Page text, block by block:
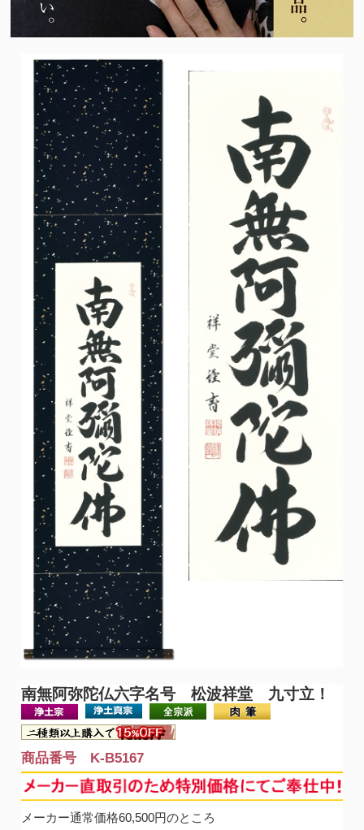
南無阿弥陀仏六字名号 松波祥堂 九寸立！
商品番号 K-B5167
メーカー通常価格60,500円のところ